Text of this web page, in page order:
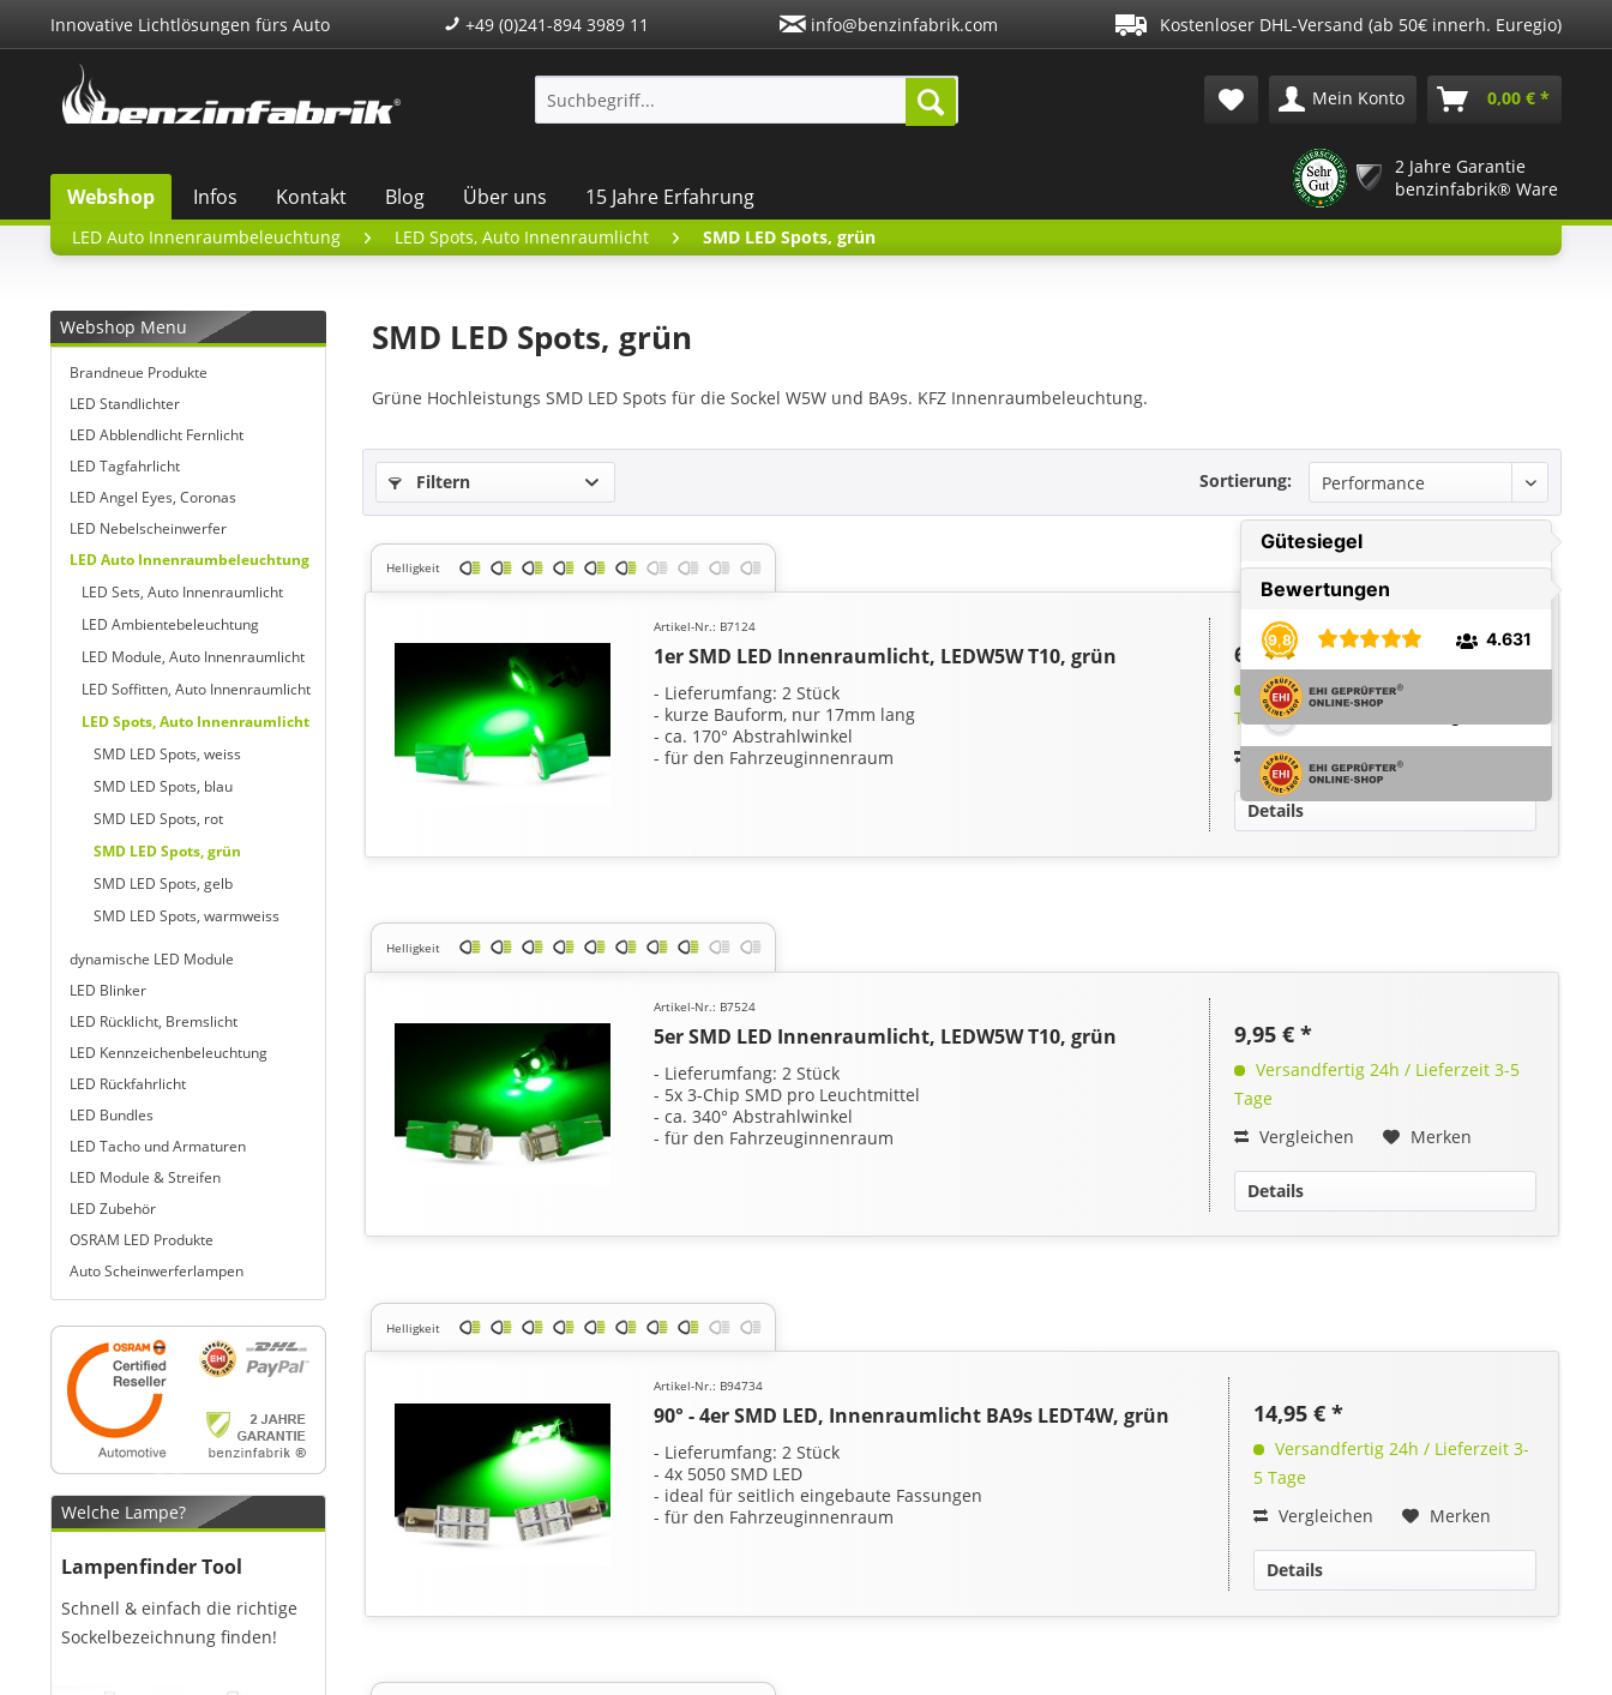
Innovative Lichtlösungen fürs Auto +49 (0)241-894 3989 11 info@benzinfabrik.com Kostenloser DHL-Versand (ab 50€ innerh. Euregio)
Mein Konto 0,00 € *
Webshop Infos Kontakt Blog Über uns 15 Jahre Erfahrung
2 Jahre Garantie
benzinfabrik® Ware
LED Auto Innenraumbeleuchtung LED Spots, Auto Innenraumlicht SMD LED Spots, grün
Webshop Menu
Brandneue Produkte
LED Standlichter
LED Abblendlicht Fernlicht
LED Tagfahrlicht
LED Angel Eyes, Coronas
LED Nebelscheinwerfer
LED Auto Innenraumbeleuchtung
LED Sets, Auto Innenraumlicht
LED Ambientebeleuchtung
LED Module, Auto Innenraumlicht
LED Soffitten, Auto Innenraumlicht
LED Spots, Auto Innenraumlicht
SMD LED Spots, weiss
SMD LED Spots, blau
SMD LED Spots, rot
SMD LED Spots, grün
SMD LED Spots, gelb
SMD LED Spots, warmweiss
dynamische LED Module
LED Blinker
LED Rücklicht, Bremslicht
LED Kennzeichenbeleuchtung
LED Rückfahrlicht
LED Bundles
LED Tacho und Armaturen
LED Module & Streifen
LED Zubehör
OSRAM LED Produkte
Auto Scheinwerferlampen
Welche Lampe?
Lampenfinder Tool
Schnell & einfach die richtige
Sockelbezeichnung finden!
SMD LED Spots, grün
Grüne Hochleistungs SMD LED Spots für die Sockel W5W und BA9s. KFZ Innenraumbeleuchtung.
Filtern Sortierung:
Helligkeit
Artikel-Nr.: B7124
1er SMD LED Innenraumlicht, LEDW5W T10, grün
- Lieferumfang: 2 Stück
- kurze Bauform, nur 17mm lang
- ca. 170° Abstrahlwinkel
- für den Fahrzeuginnenraum
6,95 € *
Versandfertig 24h / Lieferzeit 3-5
Tage
Vergleichen
Details
Helligkeit
Artikel-Nr.: B7524
5er SMD LED Innenraumlicht, LEDW5W T10, grün
- Lieferumfang: 2 Stück
- 5x 3-Chip SMD pro Leuchtmittel
- ca. 340° Abstrahlwinkel
- für den Fahrzeuginnenraum
9,95 € *
Versandfertig 24h / Lieferzeit 3-5
Tage
Vergleichen
Merken
Details
Helligkeit
Artikel-Nr.: B94734
90° - 4er SMD LED, Innenraumlicht BA9s LEDT4W, grün
- Lieferumfang: 2 Stück
- 4x 5050 SMD LED
- ideal für seitlich eingebaute Fassungen
- für den Fahrzeuginnenraum
14,95 € *
Versandfertig 24h / Lieferzeit 3-
5 Tage
Vergleichen
Merken
Details